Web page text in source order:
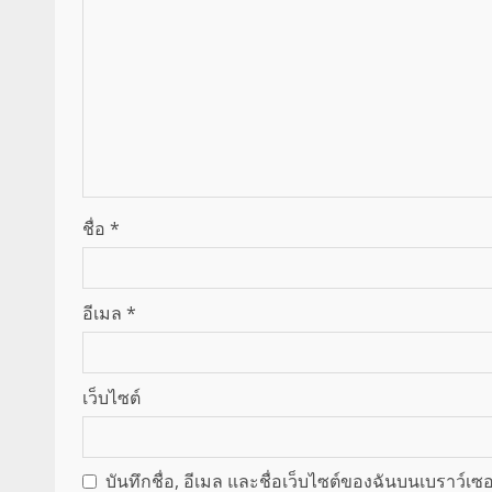
ชื่อ *
อีเมล *
เว็บไซต์
บันทึกชื่อ, อีเมล และชื่อเว็บไซต์ของฉันบนเบราว์เ